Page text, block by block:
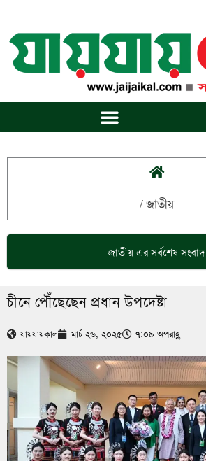
content
/জাতীয়
জাতীয়এর সর্বশেষ সংবাদ
চীনে পৌঁছেছেন প্রধান উপদেষ্টা
যায়যায়কাল মার্চ ২৬, ২০২৫ ৭:০৯ অপরাহ্ণ